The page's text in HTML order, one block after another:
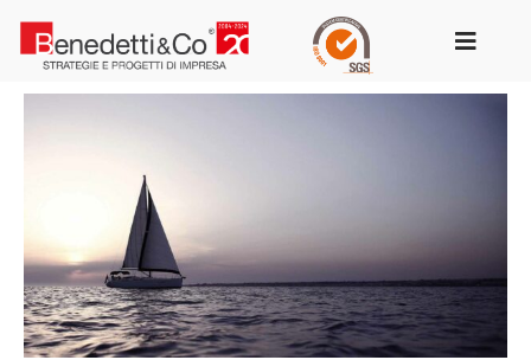
contenuto
Toggle